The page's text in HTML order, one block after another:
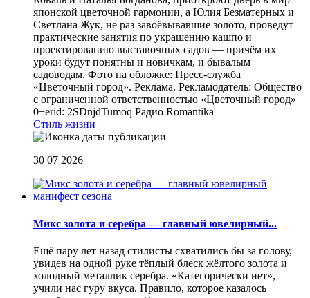
японской цветочной гармонии, а Юлия Безматерных и
Светлана Жук, не раз завоёвывавшие золото, проведут
практические занятия по украшению кашпо и
проектированию выставочных садов — причём их
уроки будут понятны и новичкам, и бывалым
садоводам. Фото на обложке: Пресс-служба
«Цветочный город». Реклама. Рекламодатель: Общество
с ограниченной ответственностью «Цветочный город»
0+erid: 2SDnjdTumoq Радио Romantika
Стиль жизни
30 07 2026
Микс золота и серебра — главный ювелирный...
Ещё пару лет назад стилисты схватились бы за голову,
увидев на одной руке тёплый блеск жёлтого золота и
холодный металлик серебра. «Категорически нет», —
учили нас гуру вкуса. Правило, которое казалось